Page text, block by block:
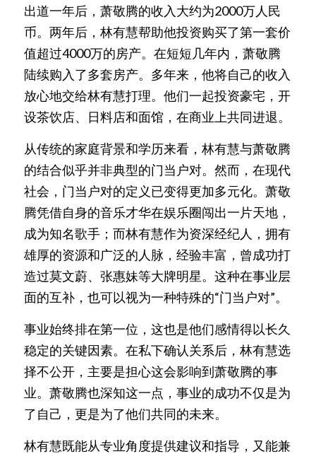
出道一年后，萧敬腾的收入大约为2000万人民
币。两年后，林有慧帮助他投资购买了第一套价
值超过4000万的房产。在短短几年内，萧敬腾
陆续购入了多套房产。多年来，他将自己的收入
放心地交给林有慧打理。他们一起投资豪宅，开
设茶饮店、日料店和面馆，在商业上共同进退。
从传统的家庭背景和学历来看，林有慧与萧敬腾
的结合似乎并非典型的门当户对。然而，在现代
社会，门当户对的定义已变得更加多元化。萧敬
腾凭借自身的音乐才华在娱乐圈闯出一片天地，
成为知名歌手；而林有慧作为资深经纪人，拥有
雄厚的资源和广泛的人脉，经验丰富，曾成功打
造过莫文蔚、张惠妹等大牌明星。这种在事业层
面的互补，也可以视为一种特殊的“门当户对”。
事业始终排在第一位，这也是他们感情得以长久
稳定的关键因素。在私下确认关系后，林有慧选
择不公开，主要是担心这会影响到萧敬腾的事
业。萧敬腾也深知这一点，事业的成功不仅是为
了自己，更是为了他们共同的未来。
林有慧既能从专业角度提供建议和指导，又能兼